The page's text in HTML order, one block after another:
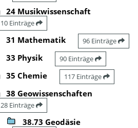
24 Musikwissenschaft
10 Einträge
31 Mathematik 96 Einträge
33 Physik 90 Einträge
35 Chemie 117 Einträge
38 Geowissenschaften
28 Einträge
38.73 Geodäsie